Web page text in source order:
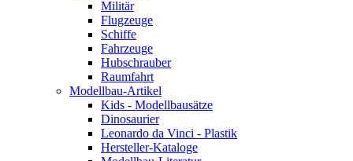
Militär
Flugzeuge
Schiffe
Fahrzeuge
Hubschrauber
Raumfahrt
Modellbau-Artikel
Kids - Modellbausätze
Dinosaurier
Leonardo da Vinci - Plastik
Hersteller-Kataloge